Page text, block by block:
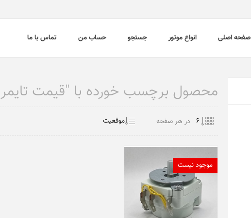
صفحه اصلی انواع موتور جستجو حساب من تماس با ما
محصول برچسب خورده با "قیمت
در هر صفحه
موجود نیست